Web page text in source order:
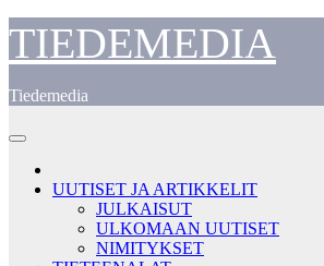
Skip
content
TIEDEMEDIA
Tiedemedia
UUTISET JA ARTIKKELIT
JULKAISUT
ULKOMAAN UUTISET
NIMITYKSET